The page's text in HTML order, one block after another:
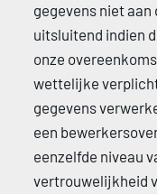
gegevens niet
uitsluitend indien
onze
wettelijke
gegevens
een
eenzelfde niveau
vertrouwelijkheid